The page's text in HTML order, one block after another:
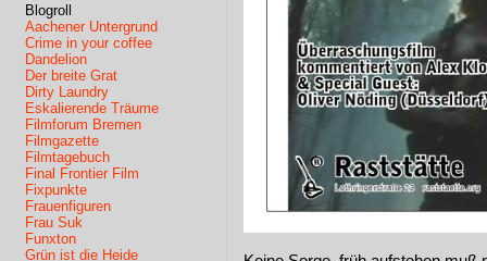
Blogroll
Aachener Untergrund
Crime in your coffee
Dandelion
Der breite Grat
Dirty Laundry
Eskalierende Träume
Filmforum Bremen
Filmgazette
Filmtagebuch
Final Frontier Film
Fixpunkte
Frauenfiguren
Frau Suk
Funxton
Grün ist die Heide